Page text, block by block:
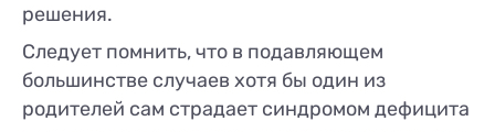
решения.
Следует помнить, что в подавляющем
большинстве случаев хотя бы один из
родителей сам страдает синдромом дефицита